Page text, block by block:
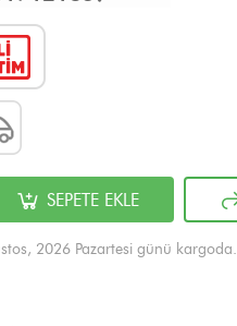
SEPETE EKLE
2026 Pazartesi günü kargoda.